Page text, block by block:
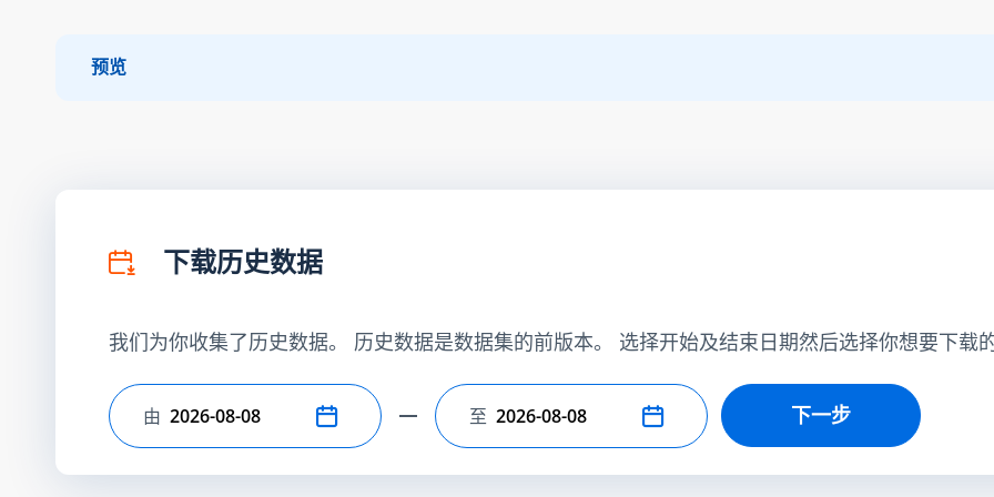
预览
下载历史数据
我们为你收集了历史数据。 历史数据是数据集的前版本。 选择开始及结束日期然后选择你想要下载
选择开始日期
由 选择结束日期
至 下一步